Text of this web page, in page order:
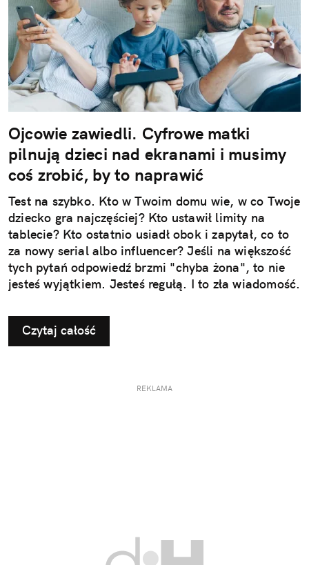
Ojcowie zawiedli. Cyfrowe matki
pilnują dzieci nad ekranami i musimy
coś zrobić, by to naprawić
Test na szybko. Kto w Twoim domu wie, w co Twoje
dziecko gra najczęściej? Kto ustawił limity na
tablecie? Kto ostatnio usiadł obok i zapytał, co to
za nowy serial albo influencer? Jeśli na większość
tych pytań odpowiedź brzmi "chyba żona", to nie
jesteś wyjątkiem. Jesteś regułą. I to zła wiadomość.
Czytaj całość
REKLAMA